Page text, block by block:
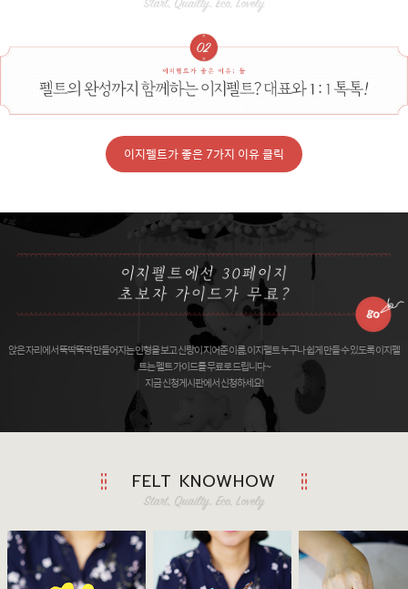
이지펠트가 좋은 7가지 이유 클릭
앉은 자리에서 뚝딱뚝딱 만들어지는 인형을 보고 신랑이 지어준 이름, 이지펠트 누구나 쉽게 만들 수 있도록 이지펠
트는 펠트 가이드를 무료로 드립니다 ~
지금 신청게시판에서 신청하세요!
FELT KNOWHOW